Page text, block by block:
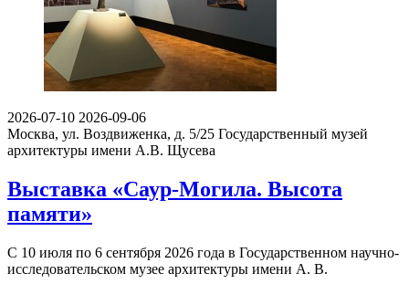
2026-07-10 2026-09-06
Москва, ул. Воздвиженка, д. 5/25 Государственный музей
архитектуры имени А.В. Щусева
Выставка «Саур-Могила. Высота
памяти»
С 10 июля по 6 сентября 2026 года в Государственном научно-
исследовательском музее архитектуры имени А. В.